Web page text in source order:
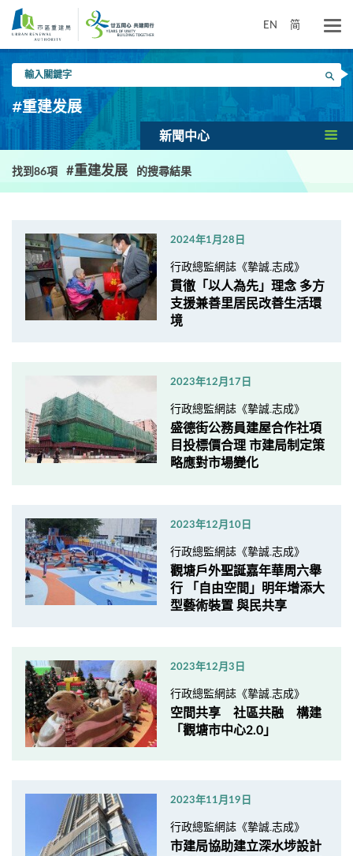
要
EN 简
入
關
鍵
搜尋
#重建发展
新聞中心
找到86項 #重建发展 的搜尋結果
2024年1月28日
行政總監網誌《摯誠.志成》
貫徹「以人為先」理念 多方
支援兼善里居民改善生活環
境
2023年12月17日
行政總監網誌《摯誠.志成》
盛德街公務員建屋合作社項
目投標價合理 市建局制定策
略應對市場變化
2023年12月10日
行政總監網誌《摯誠.志成》
觀塘戶外聖誕嘉年華周六舉
行 「自由空間」明年增添大
型藝術裝置 與民共享
2023年12月3日
行政總監網誌《摯誠.志成》
空間共享 社區共融 構建
「觀塘市中心2.0」
2023年11月19日
行政總監網誌《摯誠.志成》
市建局協助建立深水埗設計